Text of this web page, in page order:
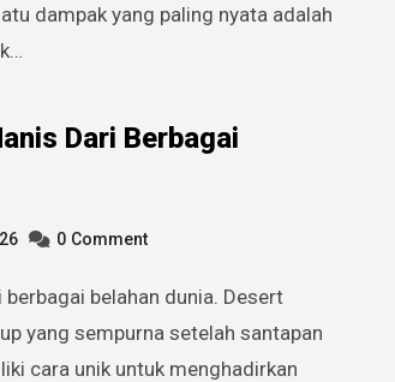
dampak yang paling nyata adalah
Dari Berbagai
0 Comment
yang sempurna setelah santapan
cara unik untuk menghadirkan